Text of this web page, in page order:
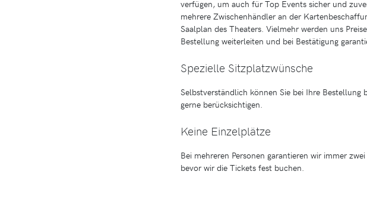
verfügen, um auch für Top Events sicher und
mehrere Zwischenhändler an der
Saalplan des Theaters. Vielmehr werden uns
Bestellung weiterleiten und bei Bestätigung
Spezielle Sitzplatzwünsche
Selbstverständlich können Sie bei Ihre
gerne berücksichtigen.
Keine Einzelplätze
Bei mehreren Personen garantieren wir immer
bevor wir die Tickets fest buchen.